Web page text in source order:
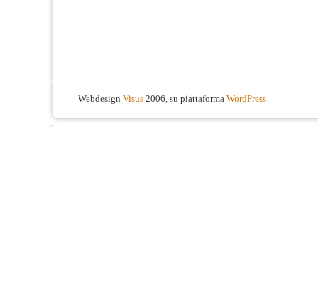
Webdesign Visus 2006, su piattaforma WordPress